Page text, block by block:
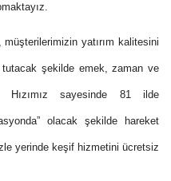
yatırım kalitesini
şekilde emek, zaman ve
Hızımız sayesinde 81 ilde
olacak şekilde hareket
yerinde keşif hizmetini ücretsiz